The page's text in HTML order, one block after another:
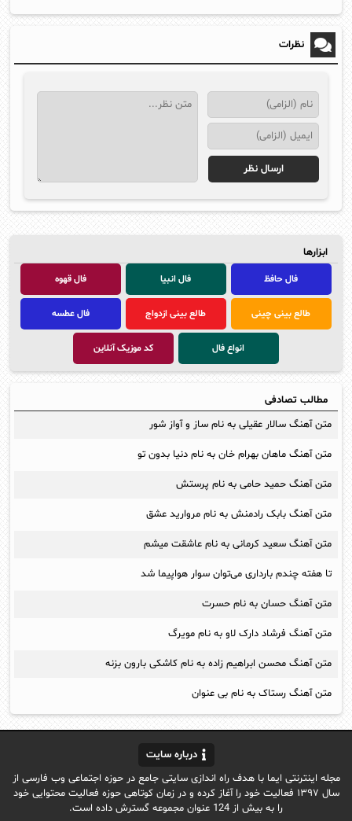
نظرات
ابزارها
فال حافظ فال انبیا فال قهوه
طالع بینی چینی طالع بینی ازدواج فال عطسه
انواع فال کد موزیک آنلاین
مطالب تصادفی
متن آهنگ سالار عقیلی به نام ساز و آواز شور
متن آهنگ ماهان بهرام خان به نام دنیا بدون تو
متن آهنگ حمید حامی به نام پرستش
متن آهنگ بابک رادمنش به نام مروارید عشق
متن آهنگ سعید کرمانی به نام عاشقت میشم
تا هفته چندم بارداری می‌توان سوار هواپیما شد
متن آهنگ حسان به نام حسرت
متن آهنگ فرشاد دارک لاو به نام مویرگ
متن آهنگ محسن ابراهیم زاده به نام کاشکی بارون بزنه
متن آهنگ رستاک به نام بی عنوان
درباره سایت
مجله اینترنتی ایما با هدف راه اندازی سایتی جامع در حوزه اجتماعی وب فارسی از
سال ۱۳۹۷ فعالیت خود را آغاز کرده و در زمان کوتاهی حوزه فعالیت محتوایی خود
را به بیش از 124 عنوان مجموعه گسترش داده است.